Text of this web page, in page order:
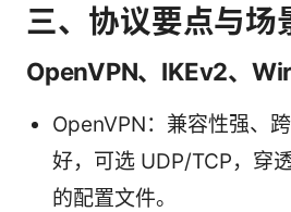
三、协议要点与场
OpenVPN、IKEv2、
OpenVPN：兼容性强、
好，可选 UDP/TCP，穿
的配置文件。